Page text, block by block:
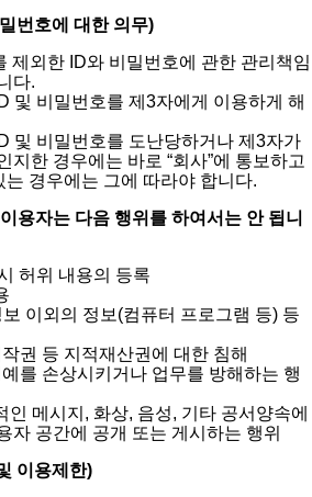
번호에 대한 의무)
제외한 ID와 비밀번호에 관한 관리책임
다.
및 비밀번호를 제3자에게 이용하게 해
및 비밀번호를 도난당하거나 제3자가
지한 경우에는 바로 “회사”에 통보하고
는 경우에는 그에 따라야 합니다.
용자는 다음 행위를 하여서는 안 됩니
허위 내용의 등록
보 이외의 정보(컴퓨터 프로그램 등) 등
권 등 지적재산권에 대한 침해
를 손상시키거나 업무를 방해하는 행
인 메시지, 화상, 음성, 기타 공서양속에
자 공간에 공개 또는 게시하는 행위
이용제한)